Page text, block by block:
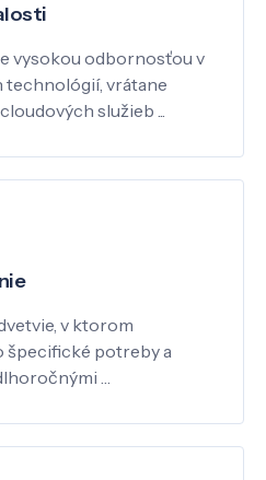
vysokou odbornosťou v
vrátane
služieb ...
v ktorom
špecifické potreby a
…